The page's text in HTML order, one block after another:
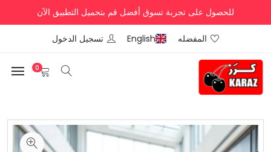
للحصول على تجربة تسوق أفضل قم بتحميل التطبيق الآن
المفضله English تسجيل الدخول
0